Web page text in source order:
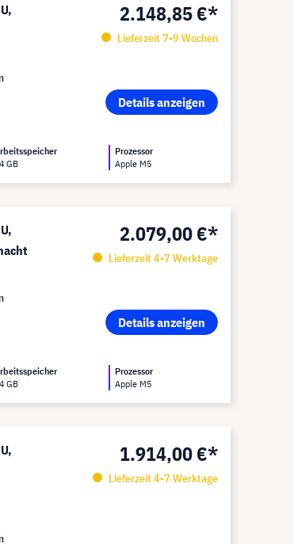
2.148,85 €*
Lieferzeit 7-9 Wochen
Details anzeigen
GB
Prozessor
Apple M5
2.079,00 €*
Lieferzeit 4-7 Werktage
Details anzeigen
GB
Prozessor
Apple M5
1.914,00 €*
Lieferzeit 4-7 Werktage